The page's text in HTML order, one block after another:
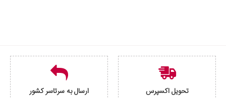
تحویل اکسپرس ارسال به سرتاسر کشور